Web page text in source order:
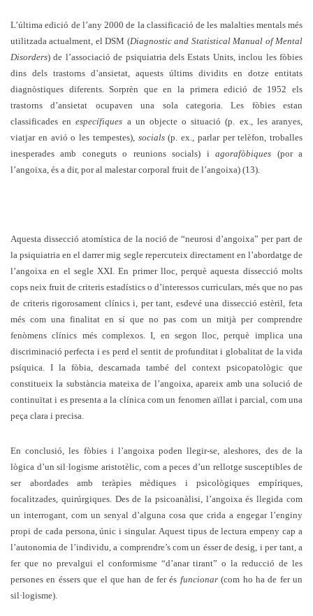
L’última edició de l’any 2000 de la classificació de les malalties mentals més
utilitzada actualment, el DSM (Diagnostic and Statistical Manual of Mental
Disorders) de l’associació de psiquiatria dels Estats Units, inclou les fòbies
dins dels trastorns d’ansietat, aquests últims dividits en dotze entitats
diagnòstiques diferents. Sorprèn que en la primera edició de 1952 els
trastorns d’ansietat ocupaven una sola categoria. Les fòbies estan
classificades enespecífiques a un objecte o situació (p. ex., les aranyes,
viatjar en avió o les tempestes), socials(p. ex., parlar per telèfon, troballes
inesperades amb coneguts o reunions socials) iagorafòbiques (por a
l’angoixa, és a dir, por al malestar corporal fruit de l’angoixa) (13).
Aquesta dissecció atomística de la noció de “neurosi d’angoixa” per part de
la psiquiatria en el darrer mig segle repercuteix directament en l’abordatge de
l’angoixa en el segle XXI. En primer lloc, perquè aquesta dissecció molts
cops neix fruit de criteris estadístics o d’interessos curriculars, més que no pas
de criteris rigorosament clínics i, per tant, esdevé una dissecció estèril, feta
més com una finalitat en sí que no pas com un mitjà per comprendre
fenòmens clínics més complexos. I, en segon lloc, perquè implica una
discriminació perfecta i es perd el sentit de profunditat i globalitat de la vida
psíquica. I la fòbia, descarnada també del context psicopatològic que
constitueix la substància mateixa de l’angoixa, apareix amb una solució de
continuïtat i es presenta a la clínica com un fenomen aïllat i parcial, com una
peça clara i precisa.
En conclusió, les fòbies i l’angoixa poden llegir-se, aleshores, des de la
lògica d’un sil·logisme aristotèlic, com a peces d’un rellotge susceptibles de
ser abordades amb teràpies mèdiques i psicològiques empíriques,
focalitzades, quirúrgiques. Des de la psicoanàlisi, l’angoixa és llegida com
un interrogant, com un senyal d’alguna cosa que crida a engegar l’enginy
propi de cada persona, únic i singular. Aquest tipus de lectura empeny cap a
l’autonomia de l’individu, a comprendre’s com un ésser de desig, i per tant, a
fer que no prevalgui el conformisme “d’anar tirant” o la reducció de les
persones en éssers que el que han de fer és funcionar(com ho ha de fer un
sil·logisme).